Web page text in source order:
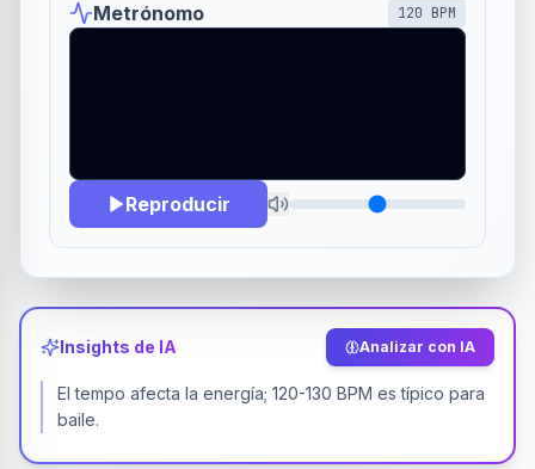
Metrónomo 120 BPM
PRESIONA PLAY PARA INICIAR RITMO
Reproducir
Insights de IA Analizar con IA
El tempo afecta la energía; 120-130 BPM es típico para
baile.